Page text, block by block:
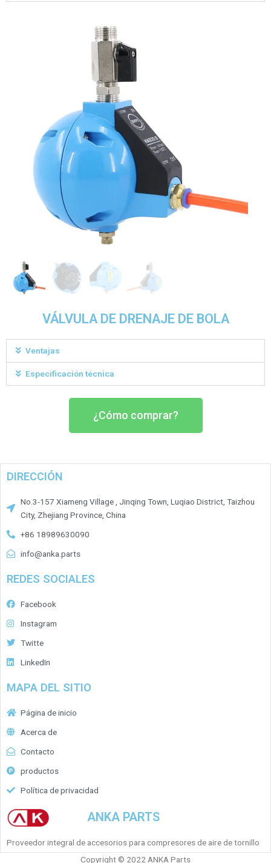
VÁLVULA DE DRENAJE DE BOLA
Ventajas
Especificación técnica
¿Cómo comprar?
DIRECCIÓN
No.3-157 Xiameng Village , Jinqing Town, Luqiao District, Taizhou
City, Zhejiang Province, China
+86 18989630090
info@anka.parts
REDES SOCIALES
Facebook
Instagram
Twitte
LinkedIn
MAPA DEL SITIO
Página de inicio
Acerca de
Contacto
productos
Política de privacidad
ANKA PARTS
Proveedor integral de accesorios para compresores de aire de tornillo
Copyright © 2022 ANKA Parts